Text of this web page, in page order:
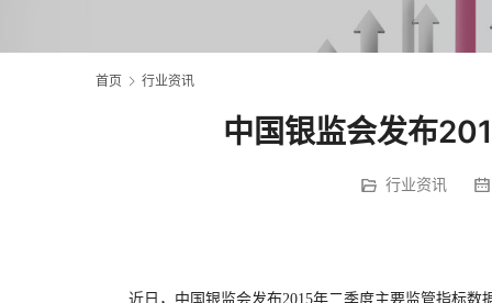
首页 行业资讯
中国银监会发布
行业资讯
近日，中国银监会发布2015年二季度主要监管指标数